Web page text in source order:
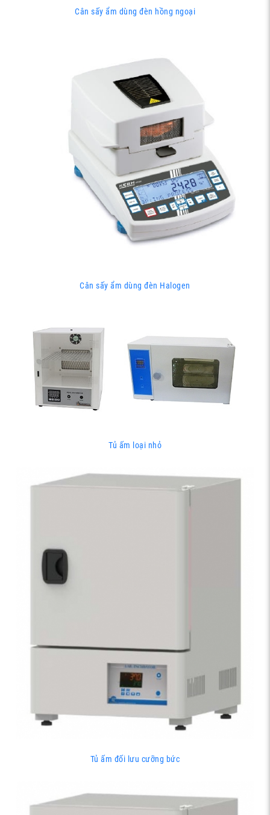
Cân sấy ẩm dùng đèn hồng ngoại
Cân sấy ẩm dùng đèn Halogen
Tủ ấm loại nhỏ
Tủ ấm đối lưu cưỡng bức